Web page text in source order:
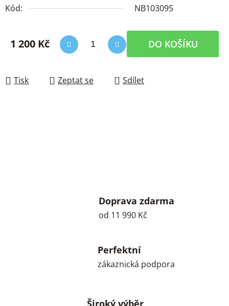
Kód:
NB103095
1 200 Kč DO KOŠÍKU
Tisk Zeptat se Sdílet
Doprava zdarma
od 11 990 Kč
Perfektní
zákaznická podpora
Široký výběr